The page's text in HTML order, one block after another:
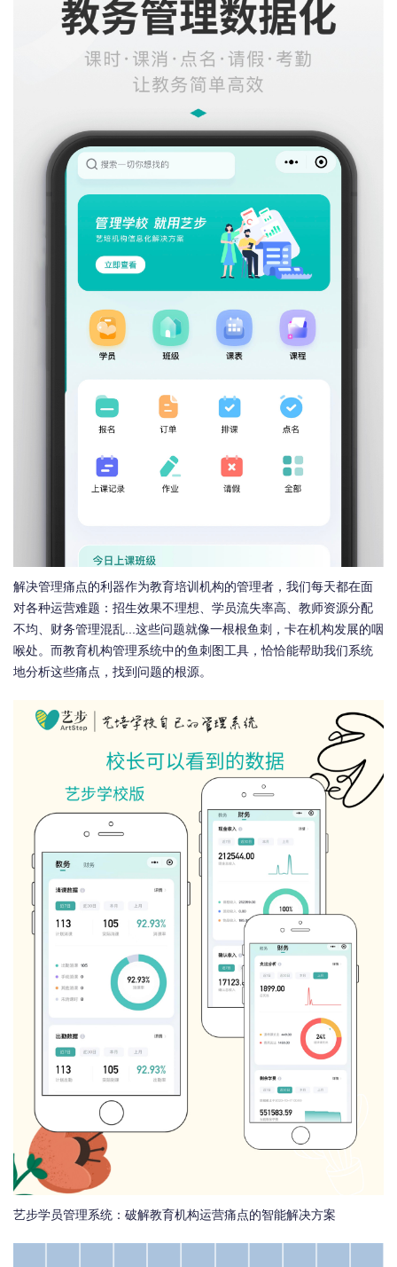
解决管理痛点的利器作为教育培训机构的管理者，我们每天都在面
对各种运营难题：招生效果不理想、学员流失率高、教师资源分配
不均、财务管理混乱...这些问题就像一根根鱼刺，卡在机构发展的咽
喉处。而教育机构管理系统中的鱼刺图工具，恰恰能帮助我们系统
地分析这些痛点，找到问题的根源。
艺步学员管理系统：破解教育机构运营痛点的智能解决方案